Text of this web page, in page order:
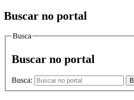
Buscar no portal
Busca
Buscar no portal
Busca: